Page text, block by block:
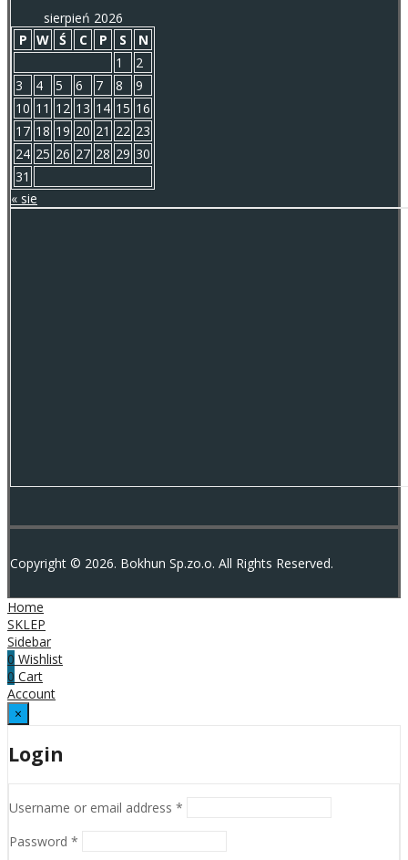
sierpień 2026
P W Ś C P S
N
1
2
3
4 5 6 7 8
9
10 11 12 13 14 15 16
17 18 19 20 21 22 23
24 25 26 27 28 29 30
31
« sie
Copyright © 2026. Bokhun Sp.zo.o. All Rights Reserved.
Home
SKLEP
Sidebar
0 Wishlist
0 Cart
Account
×
Login
Username or email address *
Password *